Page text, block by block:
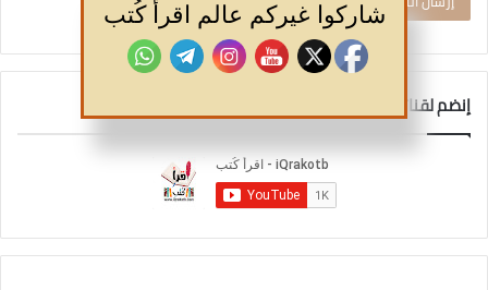
إنضم لقناتنا
شاركوا غيركم عالم اقرأ كُتب